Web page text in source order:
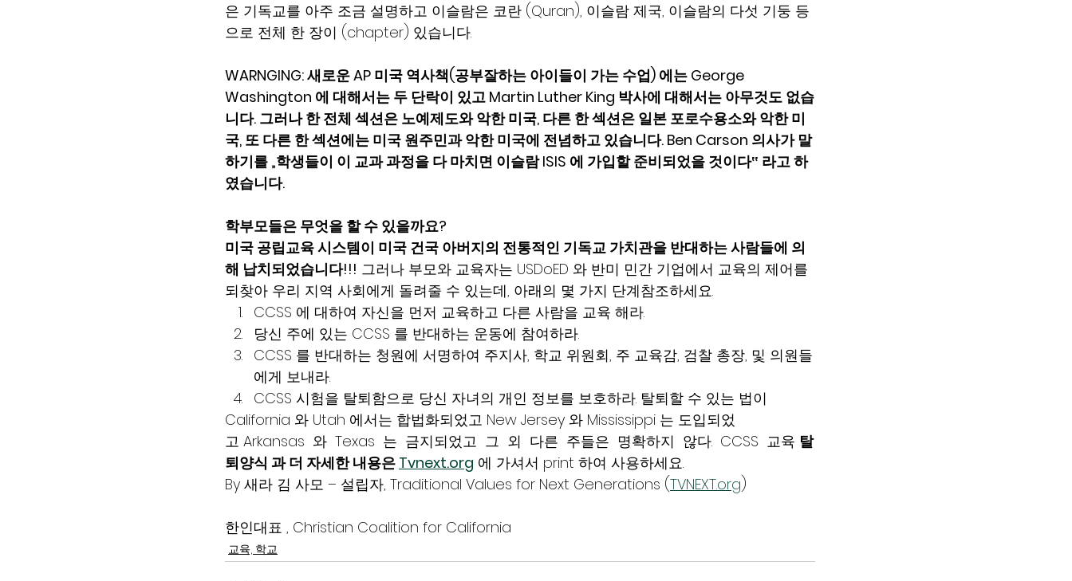
은 기독교를 아주 조금 설명하고 이슬람은 코란 (Quran), 이슬람 제국, 이슬람의 다섯 기둥 등
으로 전체 한 장이 (chapter) 있습니다.
WARNGING: 새로운 AP 미국 역사책(공부잘하는 아이들이 가는 수업) 에는 George
Washington 에 대해서는 두 단락이 있고 Martin Luther King 박사에 대해서는 아무것도 없습
니다. 그러나 한 전체 섹션은 노예제도와 악한 미국, 다른 한 섹션은 일본 포로수용소와 악한 미
국, 또 다른 한 섹션에는 미국 원주민과 악한 미국에 전념하고 있습니다. Ben Carson 의사가 말
하기를 „학생들이 이 교과 과정을 다 마치면 이슬람 ISIS 에 가입할 준비되었을 것이다‟ 라고 하
였습니다.
학부모들은 무엇을 할 수 있을까요?
미국 공립교육 시스템이 미국 건국 아버지의 전통적인 기독교 가치관을 반대하는 사람들에 의
해 납치되었습니다!!! 그러나 부모와 교육자는 USDoED 와 반미 민간 기업에서 교육의 제어를
되찾아 우리 지역 사회에게 돌려줄 수 있는데, 아래의 몇 가지 단계참조하세요.
CCSS 에 대하여 자신을 먼저 교육하고 다른 사람을 교육 해라.
당신 주에 있는 CCSS 를 반대하는 운동에 참여하라.
CCSS 를 반대하는 청원에 서명하여 주지사, 학교 위원회, 주 교육감, 검찰 총장, 및 의원들
에게 보내라.
CCSS 시험을 탈퇴함으로 당신 자녀의 개인 정보를 보호하라. 탈퇴할 수 있는 법이
California 와 Utah 에서는 합법화되었고 New Jersey 와 Mississippi 는 도입되었
고 Arkansas  와  Texas  는  금지되었고  그  외  다른  주들은  명확하지  않다.  CCSS  교육 탈
퇴양식 과 더 자세한 내용은 Tvnext.org 에 가셔서 print 하여 사용하세요.
By 새라 김 사모 – 설립자, Traditional Values for Next Generations (TVNEXT.org)
한인대표 , Christian Coalition for California
교육, 학교